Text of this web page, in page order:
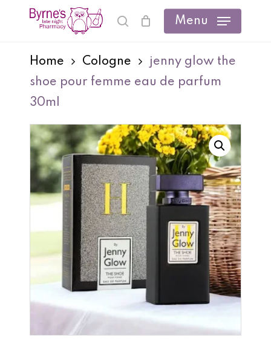
search
Menu
Cart
Home Cologne
jenny glow the
shoe pour femme eau de parfum
30ml